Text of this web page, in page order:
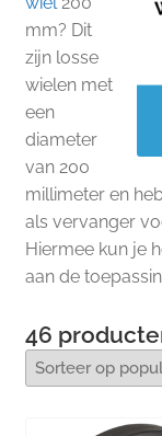
mm? Dit
zijn losse
wielen met
een
diameter
van 200
millimeter en
als vervanger
Hiermee kun je
aan de
46